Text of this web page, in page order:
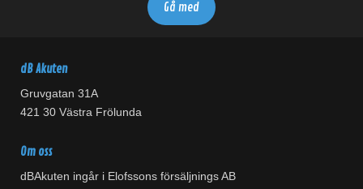
dB Akuten
Gruvgatan 31A
421 30 Västra Frölunda
Om oss
dBAkuten ingår i Elofssons försäljnings AB